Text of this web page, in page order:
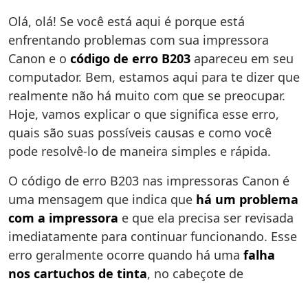
Olá, olá! Se você está aqui é porque está
enfrentando problemas com sua impressora
Canon e o código de erro B203 apareceu em seu
computador. Bem, estamos aqui para te dizer que
realmente não há muito com que se preocupar.
Hoje, vamos explicar o que significa esse erro,
quais são suas possíveis causas e como você
pode resolvê-lo de maneira simples e rápida.
O código de erro B203 nas impressoras Canon é
uma mensagem que indica que há um problema
com a impressora e que ela precisa ser revisada
imediatamente para continuar funcionando. Esse
erro geralmente ocorre quando há uma falha
nos cartuchos de tinta, no cabeçote de